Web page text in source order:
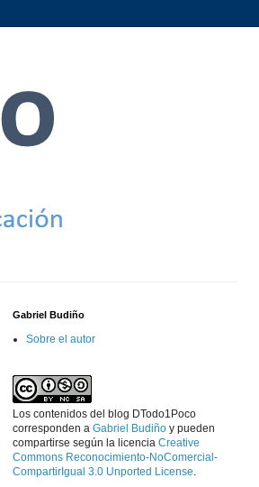
Gabriel Budiño
Sobre el autor
Los contenidos del blog DTodo1Poco
corresponden a Gabriel Budiño y pueden
compartirse según la licencia Creative
Commons Reconocimiento-NoComercial-
CompartirIgual 3.0 Unported License.